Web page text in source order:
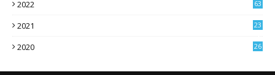
2022 63
2021
23
2020
26